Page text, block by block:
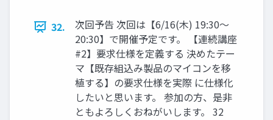
32.
次回予告 次回は【6/16(木) 19:30〜
20:30】で開催予定です。 【連続講座
#2】要求仕様を定義する 決めたテー
マ【既存組込み製品のマイコンを移
植する】の要求仕様を実際 に仕様化
したいと思います。 参加の方、是非
ともよろしくおねがいします。 32